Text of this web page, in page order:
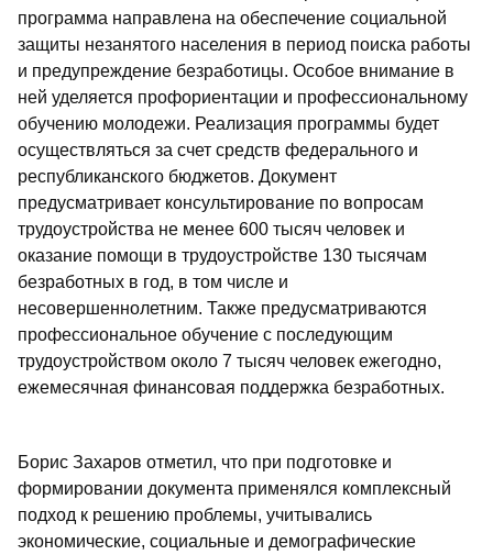
программа направлена на обеспечение социальной
защиты незанятого населения в период поиска работы
и предупреждение безработицы. Особое внимание в
ней уделяется профориентации и профессиональному
обучению молодежи. Реализация программы будет
осуществляться за счет средств федерального и
республиканского бюджетов. Документ
предусматривает консультирование по вопросам
трудоустройства не менее 600 тысяч человек и
оказание помощи в трудоустройстве 130 тысячам
безработных в год, в том числе и
несовершеннолетним. Также предусматриваются
профессиональное обучение с последующим
трудоустройством около 7 тысяч человек ежегодно,
ежемесячная финансовая поддержка безработных.
Борис Захаров отметил, что при подготовке и
формировании документа применялся комплексный
подход к решению проблемы, учитывались
экономические, социальные и демографические